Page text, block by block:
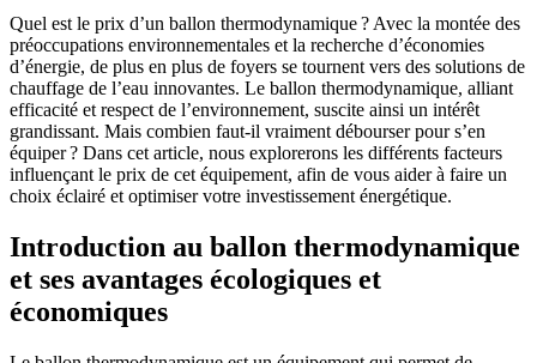
Quel est le prix d’un ballon thermodynamique ? Avec la montée des
préoccupations environnementales et la recherche d’économies
d’énergie, de plus en plus de foyers se tournent vers des solutions de
chauffage de l’eau innovantes. Le ballon thermodynamique, alliant
efficacité et respect de l’environnement, suscite ainsi un intérêt
grandissant. Mais combien faut-il vraiment débourser pour s’en
équiper ? Dans cet article, nous explorerons les différents facteurs
influençant le prix de cet équipement, afin de vous aider à faire un
choix éclairé et optimiser votre investissement énergétique.
Introduction au ballon thermodynamique
et ses avantages écologiques et
économiques